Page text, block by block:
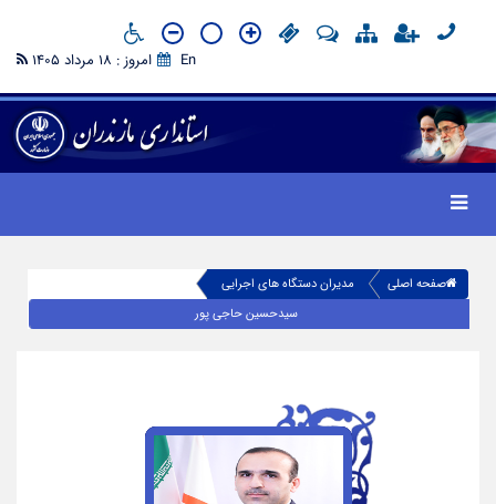
En امروز : 18 مرداد 1405
صفحه اصلی
مدیران دستگاه های اجرایی
سیدحسین حاجی پور